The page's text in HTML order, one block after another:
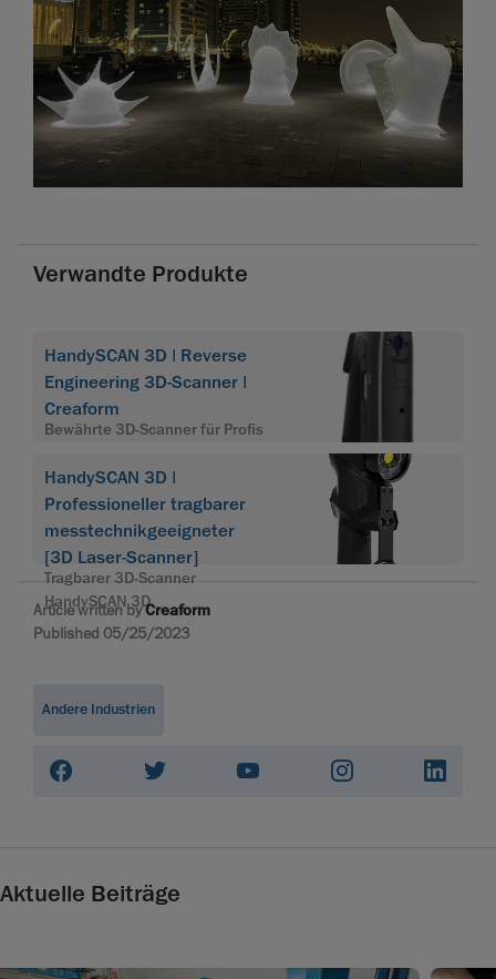
Verwandte Produkte
HandySCAN 3D | Reverse
Engineering 3D-Scanner |
Creaform
Bewährte 3D-Scanner für Profis
HandySCAN 3D |
Professioneller tragbarer
messtechnikgeeigneter
[3D Laser-Scanner]
Tragbarer 3D-Scanner
HandySCAN 3D
Article written byCreaform
Published 05/25/2023
Andere Industrien
Aktuelle Beiträge